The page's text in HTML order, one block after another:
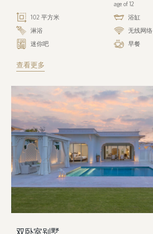
age of 12
102 平方米
浴缸
淋浴
无线网络
迷你吧
早餐
查看更多
双卧室别墅